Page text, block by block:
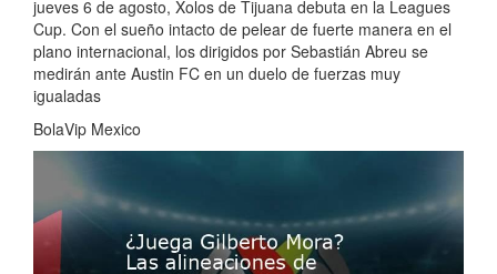
jueves 6 de agosto, Xolos de Tijuana debuta en la Leagues
Cup. Con el sueño intacto de pelear de fuerte manera en el
plano internacional, los dirigidos por Sebastián Abreu se
medirán ante Austin FC en un duelo de fuerzas muy
igualadas
BolaVip Mexico